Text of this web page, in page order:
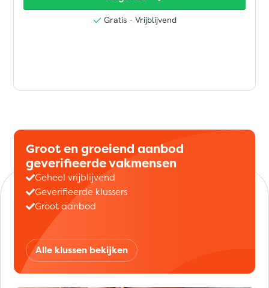
Groot en groeiend aanbod
geverifieerde vakmensen
Geheel vrijblijvend
Geverifieerde klussers
Groot aanbod
Alle klussen bekijken